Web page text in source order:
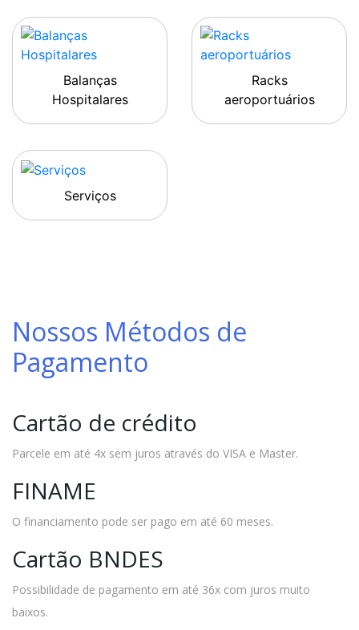
Balanças
Hospitalares
Racks
aeroportuários
Serviços
Nossos Métodos de
Pagamento
Cartão de crédito
Parcele em até 4x sem juros através do VISA e Master.
FINAME
O financiamento pode ser pago em até 60 meses.
Cartão BNDES
Possibilidade de pagamento em até 36x com juros muito
baixos.